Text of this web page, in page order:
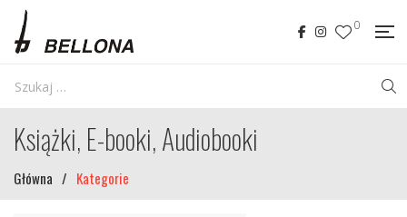
0
Książki, E-booki, Audiobooki
Główna / Kategorie